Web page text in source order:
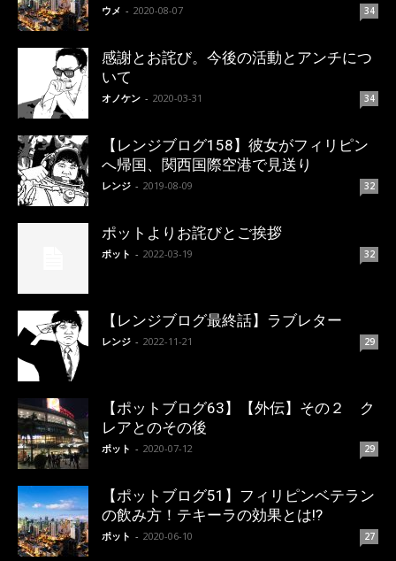
ウメ - 2020-08-07 34
感謝とお詫び。今後の活動とアンチにつ
いて
オノケン - 2020-03-31 34
【レンジブログ158】彼女がフィリピン
へ帰国、関西国際空港で見送り
レンジ - 2019-08-09 32
ポットよりお詫びとご挨拶
ポット - 2022-03-19 32
【レンジブログ最終話】ラブレター
レンジ - 2022-11-21 29
【ポットブログ63】【外伝】その２ ク
レアとのその後
ポット - 2020-07-12 29
【ポットブログ51】フィリピンベテラン
の飲み方！テキーラの効果とは!?
ポット - 2020-06-10 27